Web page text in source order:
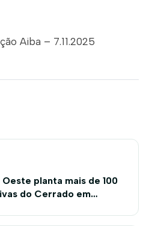
Aiba – 7.11.2025
planta mais de 100
do Cerrado em